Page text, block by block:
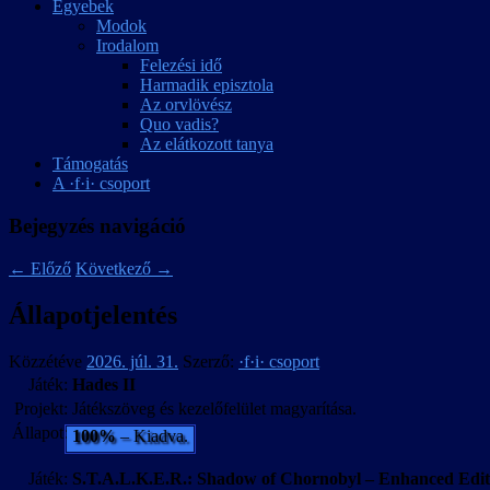
Egyebek
Modok
Irodalom
Felezési idő
Harmadik episztola
Az orvlövész
Quo vadis?
Az elátkozott tanya
Támogatás
A ·f·i· csoport
Bejegyzés navigáció
← Előző Következő →
Állapotjelentés
Közzétéve 2026. júl. 31. Szerző: ·f·i· csoport
Játék: Hades II
Projekt: Játékszöveg és kezelőfelület magyarítása.
Állapot: 100%– Kiadva.
Játék: S.T.A.L.K.E.R.: Shadow of Chornobyl – Enhanced